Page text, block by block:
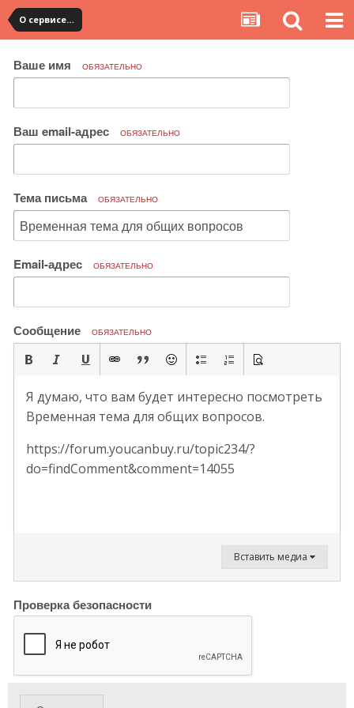
О сервисе, сайте и форуме
Ваше имя ОБЯЗАТЕЛЬНО
Ваш email-адрес ОБЯЗАТЕЛЬНО
Тема письма ОБЯЗАТЕЛЬНО
Email-адрес ОБЯЗАТЕЛЬНО
Сообщение ОБЯЗАТЕЛЬНО
Я думаю, что вам будет интересно посмотреть
Временная тема для общих вопросов.
https://forum.youcanbuy.ru/topic234/?
do=findComment&comment=14055
Вставить медиа
Проверка безопасности